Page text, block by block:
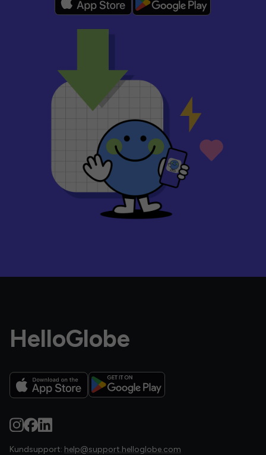
HelloGlobe
Kundsupport: help@support.helloglobe.com